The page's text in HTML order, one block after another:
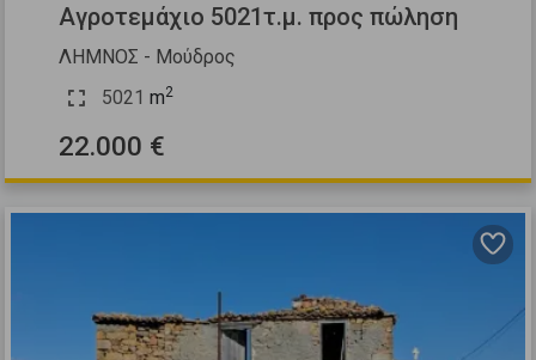
Αγροτεμάχιο 5021τ.μ. προς πώληση
ΛΗΜΝΟΣ - Μούδρος
5021 m2
22.000 €